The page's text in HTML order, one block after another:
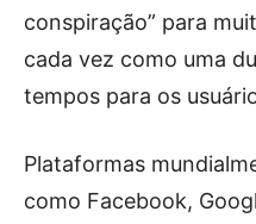
conspiração” para
cada vez como uma
tempos para os
Plataformas
como Facebook,